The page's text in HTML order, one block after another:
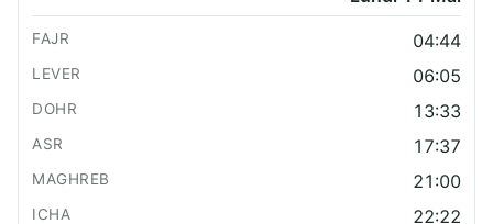
04:44
06:05
13:33
17:37
21:00
22:22